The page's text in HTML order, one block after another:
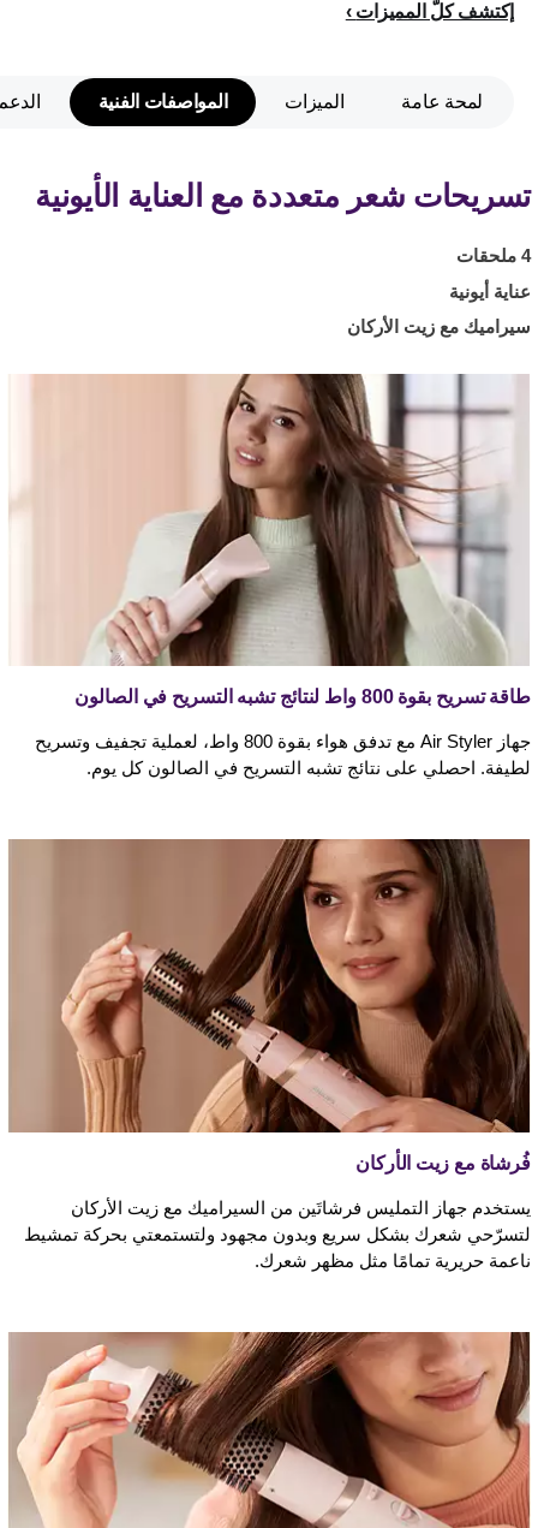
إكتشف كلّ المميزات
لمحة عامة الميزات المواصفات الفنية
تسريحات شعر متعددة مع العناية الأيونية
4 ملحقات
عناية أيونية
سيراميك مع زيت الأركان
طاقة تسريح بقوة 800 واط لنتائج تشبه التسريح في الصالون
جهاز Air Styler مع تدفق هواء بقوة 800 واط، لعملية تجفيف وتسريح
لطيفة. احصلي على نتائج تشبه التسريح في الصالون كل يوم.
فُرشاة مع زيت الأركان
يستخدم جهاز التمليس فرشاتَين من السيراميك مع زيت الأركان
لتسرّحي شعرك بشكل سريع وبدون مجهود ولتستمعتي بحركة تمشيط
ناعمة حريرية تمامًا مثل مظهر شعرك.